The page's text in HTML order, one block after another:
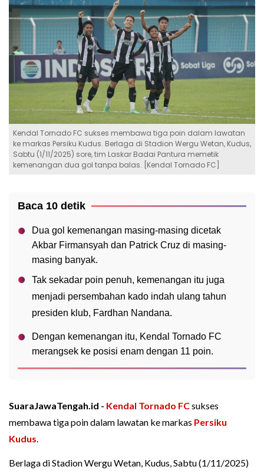
Kendal Tornado FC sukses membawa tiga poin dalam lawatan
ke markas Persiku Kudus. Berlaga di Stadion Wergu Wetan, Kudus,
Sabtu (1/11/2025) sore, tim Laskar Badai Pantura memetik
kemenangan dua gol tanpa balas. [Kendal Tornado FC]
Baca 10 detik
Dua gol kemenangan masing-masing dicetak
Akbar Firmansyah dan Patrick Cruz di masing-
masing banyak.
Tak sekadar poin penuh, kemenangan itu juga
menjadi persembahan kado indah ulang tahun
presiden klub, Fardhan Nandana.
Dengan kemenangan itu, Kendal Tornado FC
merangsek ke posisi enam dengan 11 poin.
SuaraJawaTengah.id - Kendal Tornado FCsukses
membawa tiga poin dalam lawatan ke markas Persiku
Kudus.
Berlaga di Stadion Wergu Wetan, Kudus, Sabtu (1/11/2025)